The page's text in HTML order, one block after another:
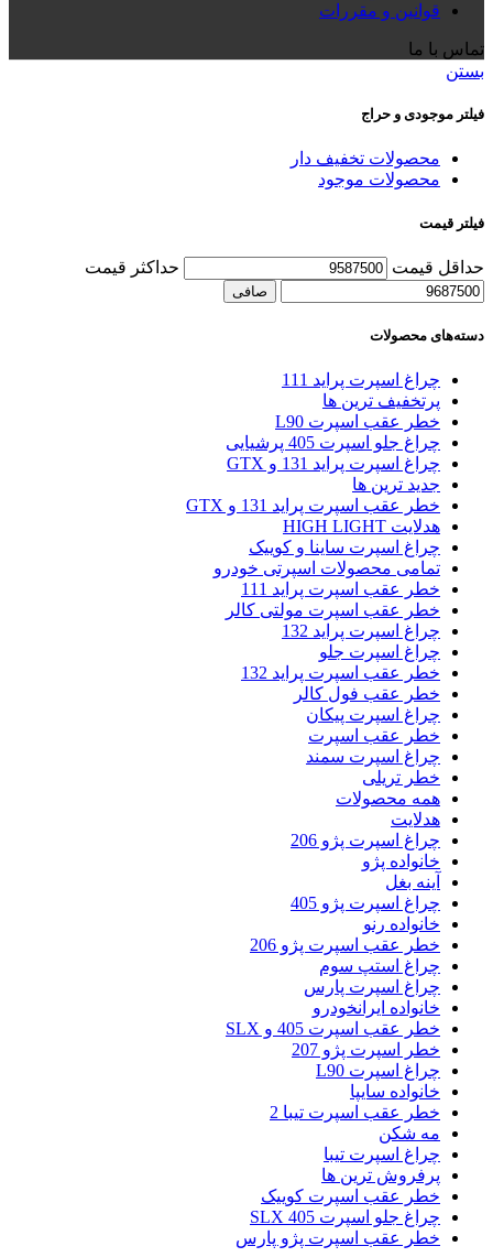
قوانین و مقررات
تماس با ما
بستن
فیلتر موجودی و حراج
محصولات تخفیف دار
محصولات موجود
فیلتر قیمت
حداقل قیمت حداكثر قيمت
صافی
دسته‌های محصولات
چراغ اسپرت پراید 111
پرتخفیف ترین ها
خطر عقب اسپرت L90
چراغ جلو اسپرت 405 پرشیایی
چراغ اسپرت پراید 131 و GTX
جدید ترین ها
خطر عقب اسپرت پراید 131 و GTX
هدلایت HIGH LIGHT
چراغ اسپرت ساینا و کوییک
تمامی محصولات اسپرتی خودرو
خطر عقب اسپرت پراید 111
خطر عقب اسپرت مولتی کالر
چراغ اسپرت پراید 132
چراغ اسپرت جلو
خطر عقب اسپرت پراید 132
خطر عقب فول کالر
چراغ اسپرت پیکان
خطر عقب اسپرت
چراغ اسپرت سمند
خطر تریلی
همه محصولات
هدلایت
چراغ اسپرت پژو 206
خانواده پژو
آینه بغل
چراغ اسپرت پژو 405
خانواده رنو
خطر عقب اسپرت پژو 206
چراغ استپ سوم
چراغ اسپرت پارس
خانواده ایرانخودرو
خطر عقب اسپرت 405 و SLX
خطر اسپرت پژو 207
چراغ اسپرت L90
خانواده سایپا
خطر عقب اسپرت تیبا 2
مه شکن
چراغ اسپرت تیبا
پرفروش ترین ها
خطر عقب اسپرت کوییک
چراغ جلو اسپرت 405 SLX
خطر عقب اسپرت پژو پارس